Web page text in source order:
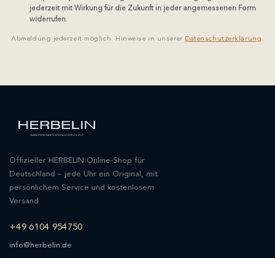
jederzeit mit Wirkung für die Zukunft in jeder angemessenen Form
widerrufen.
Abmeldung jederzeit möglich. Hinweise in unserer Datenschutzerklärung.
Offizieller HERBELIN Online-Shop für
Deutschland – jede Uhr ein Original, mit
persönlichem Service und kostenlosem
Versand.
+49 6104 954750
info@herbelin.de